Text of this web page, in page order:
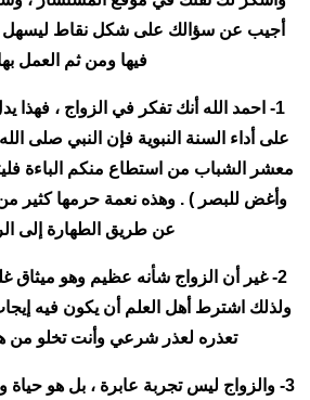
أجيب عن سؤالك على شكل نقاط ليسهل
فيها ومن ثم العمل
1- احمد الله أنك تفكر في الزواج ،
على أداء السنة النبوية فإن النبي صلى
معشر الشباب من استطاع منكم الباءة
وأغض للبصر ) . وهذه نعمة حرمها كثير من
عن طريق الطهارة إلى
2- غير أن الزواج شأنه عظيم وهو ميثاق
ولذلك اشترط أهل العلم أن يكون فيه
تعذره لعذر شرعي وأنت تخلو من
3- والزواج ليس تجربة عابرة ، بل هو